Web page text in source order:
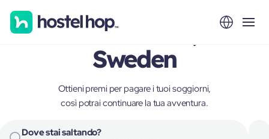
Östermalm,
Sweden
Ottieni premi per pagare i tuoi soggiorni,
così potrai continuare la tua avventura.
Dove stai saltando?